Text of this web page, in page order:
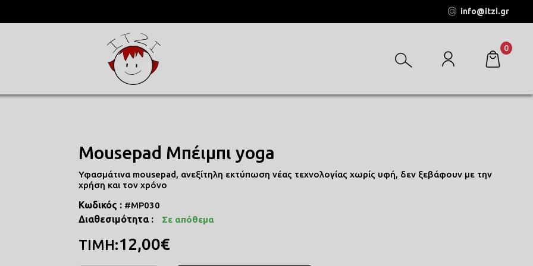
info@itzi.gr
0
Mousepad Μπέιμπι yoga
Υφασμάτινα mousepad, ανεξίτηλη εκτύπωση νέας τεχνολογίας χωρίς υφή, δεν ξεβάφουν με την
χρήση και τον χρόνο
Κωδικός : #MP030
Διαθεσιμότητα : Σε απόθεμα
ΤΙΜΗ:12,00€